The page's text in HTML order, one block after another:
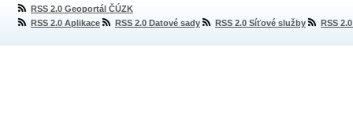
RSS 2.0 Geoportál ČÚZK
RSS 2.0 Aplikace
RSS 2.0 Datové sady RSS 2.0 Síťové služby RSS